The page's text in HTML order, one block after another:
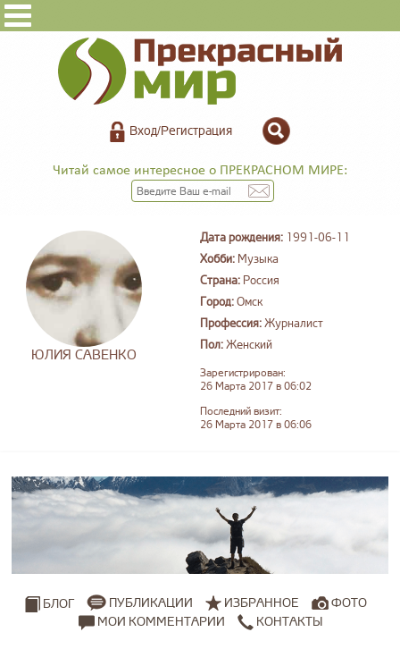
Вход/Регистрация
Читай самое интересное о ПРЕКРАСНОМ МИРЕ:
ЮЛИЯ САВЕНКО
Дата рождения: 1991-06-11
Хобби: Музыка
Страна: Россия
Город:Омск
Профессия:Журналист
Пол:Женский
Зарегистрирован:
26 Марта 2017 в 06:02
Последний визит:
26 Марта 2017 в 06:06
БЛОГ ПУБЛИКАЦИИ ИЗБРАННОЕ
ФОТО
МОИ КОММЕНТАРИИ
КОНТАКТЫ